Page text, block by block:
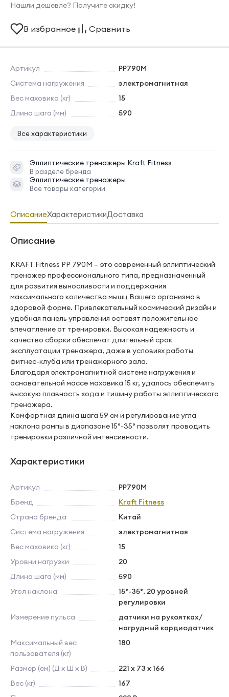
Артикул
PP790M
Система нагружения
электромагнитная
Вес маховика (кг)
15
Длина шага (мм)
590
Все характеристики
Эллиптические тренажеры Kraft Fitness
В разделе бренда
Эллиптические тренажеры
Все товары категории
Нашли дешевле? Получите скидку!
В избранное Сравнить
ОписаниеХарактеристикиДоставка
Описание
KRAFT Fitness PP 790M – это современный эллиптический
тренажер профессионального типа, предназначенный
для развития выносливости и поддержания
максимального количества мышц Вашего организма в
здоровой форме. Привлекательный космический дизайн и
удобная панель управления оставят положительное
впечатление от тренировки. Высокая надежность и
качество сборки обеспечат длительный срок
эксплуатации тренажера, даже в условиях работы
фитнес-клуба или тренажерного зала.
Благодаря электромагнитной системе нагружения и
основательной массе маховика 15 кг, удалось обеспечить
высокую плавность хода и тишину работы эллиптического
тренажера.
Комфортная длина шага 59 см и регулирование угла
наклона рампы в диапазоне 15°-35° позволят проводить
тренировки различной интенсивности.
Характеристики
Артикул
PP790M
Бренд
Kraft Fitness
Страна бренда
Китай
Система нагружения
электромагнитная
Вес маховика (кг)
15
Уровни нагрузки
20
Длина шага (мм)
590
Угол наклона
15°-35°. 20 уровней
регулировки
Измерение пульса
датчики на рукоятках/
нагрудный кардиодатчик
Максимальный вес
пользователя (кг)
180
Размер (см) (Д х Ш х В)
221 х 73 х 166
Вес (кг)
167